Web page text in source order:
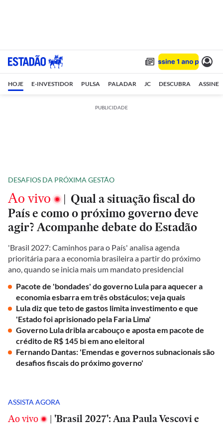
HOJE E-INVESTIDOR PULSA PALADAR JC DESCUBRA ASSINE
PUBLICIDADE
DESAFIOS DA PRÓXIMA GESTÃO
Ao vivo | Qual a situação fiscal do
País e como o próximo governo deve
agir? Acompanhe debate do Estadão
'Brasil 2027: Caminhos para o País' analisa agenda
prioritária para a economia brasileira a partir do próximo
ano, quando se inicia mais um mandato presidencial
Pacote de 'bondades' do governo Lula para aquecer a
economia esbarra em três obstáculos; veja quais
Lula diz que teto de gastos limita investimento e que
'Estado foi aprisionado pela Faria Lima'
Governo Lula dribla arcabouço e aposta em pacote de
crédito de R$ 145 bi em ano eleitoral
Fernando Dantas: 'Emendas e governos subnacionais são
desafios fiscais do próximo governo'
ASSISTA AGORA
Ao vivo | 'Brasil 2027': Ana Paula Vescovi e